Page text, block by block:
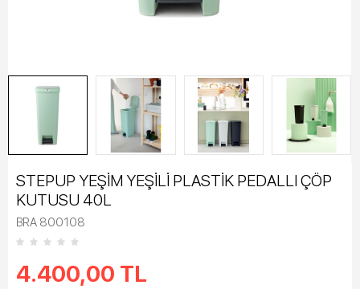
STEPUP YEŞİM YEŞİLİ PLASTİK PEDALLI ÇÖP
KUTUSU 40L
BRA 800108
4.400,00 TL